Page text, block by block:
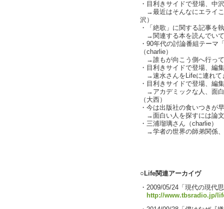
・目利きサイドで登場、中
→最近はそんなにエライこ
沢）
・「絶歌」に関する記事を
→関連する本を読んでい
・90年代の討論番組テーマ
（charlie）
→誰もが向こう側へ行って
・目利きサイドで登場、編
→速水さんをLifeに連れて
・目利きサイドで登場、編
→アカデミックな人、面白
（大西）
・今は出版社の食いつきが
→面白い人を探すには論
・三浦瑠璃さん（charlie）
→学者の世界の師弟関係、
○Life関連アーカイヴ
・2009/05/24「現代の現代
http://www.tbsradio.jp/